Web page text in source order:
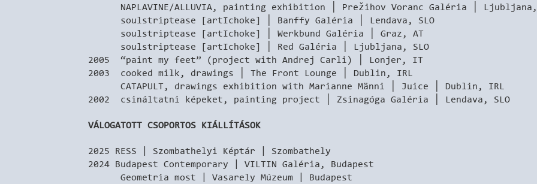
NAPLAVINE/ALLUVIA, painting exhibition │ Prežihov Voranc Galéria │ Ljubljana,
soulstriptease [artIchoke] │ Banffy Galéria │ Lendava, SLO
soulstriptease [artIchoke] │ Werkbund Galéria │ Graz, AT
soulstriptease [artIchoke] │ Red Galéria │ Ljubljana, SLO
2005 “paint my feet” (project with Andrej Carli) │ Lonjer, IT
2003 cooked milk, drawings │ The Front Lounge │ Dublin, IRL
CATAPULT, drawings exhibition with Marianne Männi │ Juice │ Dublin, IRL
2002 csináltatni képeket, painting project │ Zsinagóga Galéria │ Lendava, SLO
VÁLOGATOTT CSOPORTOS KIÁLLÍTÁSOK
2025 RESS | Szombathelyi Képtár | Szombathely
2024 Budapest Contemporary | VILTIN Galéria, Budapest
Geometria most | Vasarely Múzeum | Budapest